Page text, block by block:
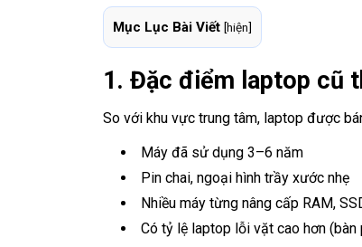
Mục Lục Bài Viết [hiện]
1. Đặc điểm laptop cũ
So với khu vực trung tâm, laptop được
Máy đã sử dụng 3–6 năm
Pin chai, ngoại hình trầy xước nhẹ
Nhiều máy từng nâng cấp RAM,
Có tỷ lệ laptop lỗi vặt cao hơn (bàn